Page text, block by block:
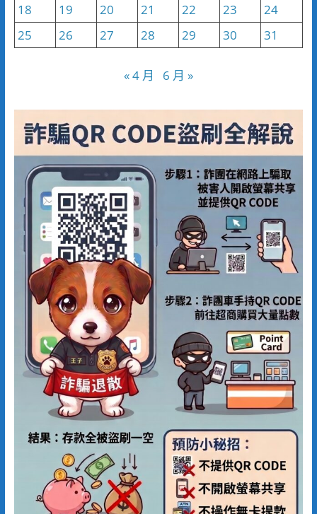
18
19 20 21 22 23
24
25
26 27 28 29 30 31
« 4 月 6 月 »